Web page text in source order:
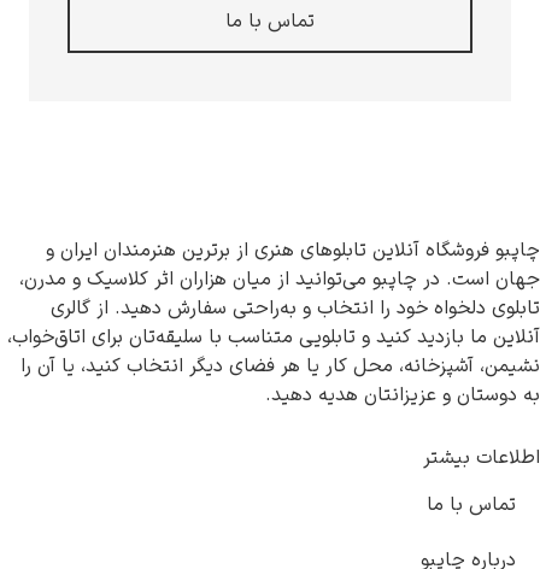
تابلوهای هنری از برترین هنرمندان ایران و
می‌توانید از میان هزاران اثر کلاسیک و مدرن،
را انتخاب و به‌راحتی سفارش دهید. از گالری
و تابلویی متناسب با سلیقه‌تان برای اتاق‌خواب،
محل کار یا هر فضای دیگر انتخاب کنید، یا آن را
هدیه دهید.